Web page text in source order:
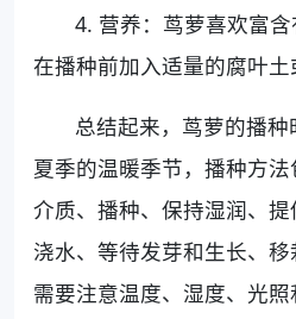
4. 营养：茑萝喜欢富
在播种前加入适量的腐叶土
总结起来，茑萝的播
夏季的温暖季节，播种方
介质、播种、保持湿润、
浇水、等待发芽和生长、
需要注意温度、湿度、光